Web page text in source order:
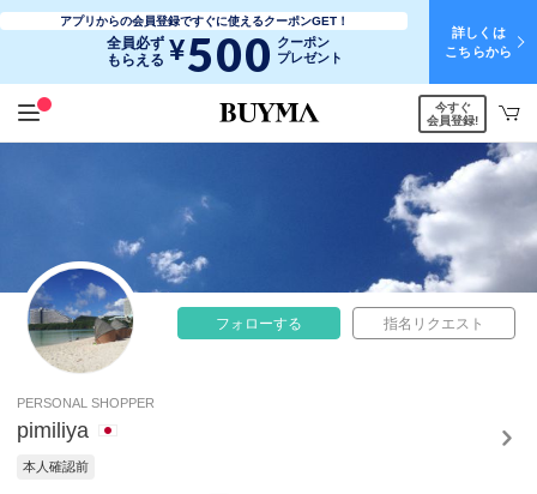
アプリからの会員登録ですぐに使えるクーポンGET！
全員必ず
もらえる ¥500 クーポン
プレゼント
詳しくは
こちらから
今すぐ
会員登録!
フォローする 指名リクエスト
PERSONAL SHOPPER
pimiliya
本人確認前